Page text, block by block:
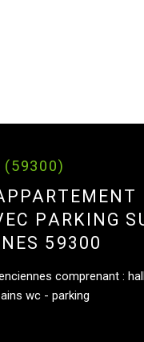
(59300)
PARKING
59300
comprenant :
wc - parking